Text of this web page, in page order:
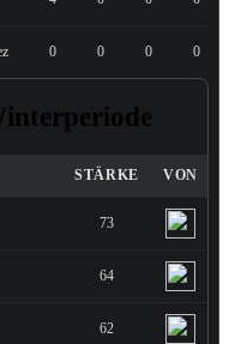
0 0 0 0
STÄRKE VON
73
64
62